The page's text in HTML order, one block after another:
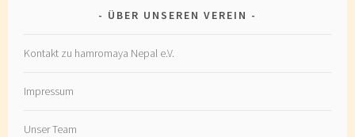
ÜBER UNSEREN VEREIN
Kontakt zu hamromaya Nepal e.V.
Impressum
Unser Team